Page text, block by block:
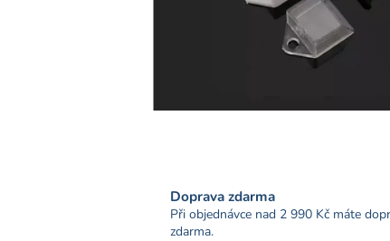
Doprava zdarma
Při objednávce nad 2 990 Kč máte
zdarma.